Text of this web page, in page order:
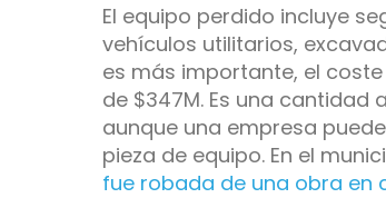
El equipo perdido incluye
vehículos utilitarios,
es más importante, el
de $347M. Es una
aunque una empresa
pieza de equipo. En el
fue robada de una obra en